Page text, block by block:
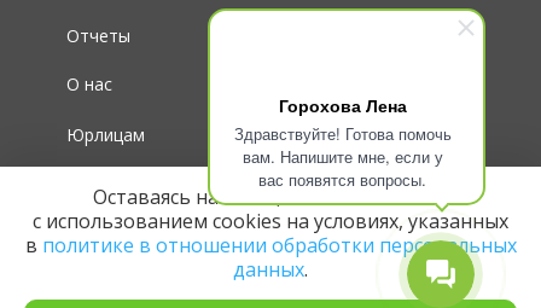
Горохова Лена
Здравствуйте! Готова помочь
вам. Напишите мне, если у
вас появятся вопросы.
Для волонтеров
Юрлицам
О нас
Отчеты
Оставаясь на сайте, вы соглашаетесь
с использованием cookies на условиях, указанных
в политике в отношении обработки персональных
данных.